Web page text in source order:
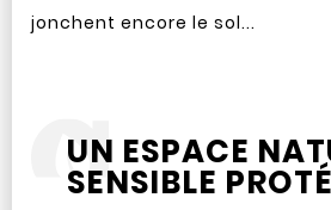
jonchent encore le sol...
UN ESPACE
SENSIBLE